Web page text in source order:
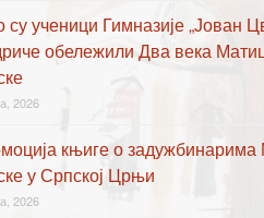
су ученици Гимназије „Јован
обележили Два века
2026
књиге о задужбинарима
у Српској Црњи
2026